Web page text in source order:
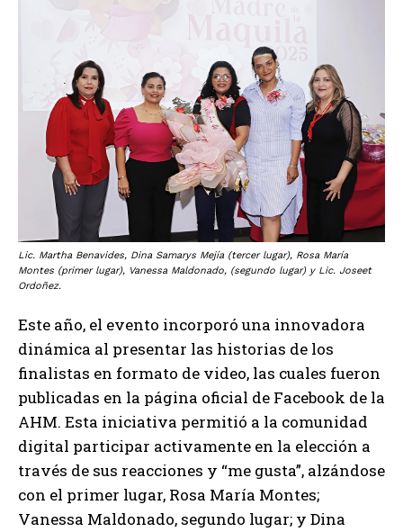
Lic. Martha Benavides, Dina Samarys Mejía (tercer lugar), Rosa María
Montes (primer lugar), Vanessa Maldonado, (segundo lugar) y Lic. Joseet
Ordoñez.
Este año, el evento incorporó una innovadora
dinámica al presentar las historias de los
finalistas en formato de video, las cuales fueron
publicadas en la página oficial de Facebook de la
AHM. Esta iniciativa permitió a la comunidad
digital participar activamente en la elección a
través de sus reacciones y “me gusta”, alzándose
con el primer lugar, Rosa María Montes;
Vanessa Maldonado, segundo lugar; y Dina